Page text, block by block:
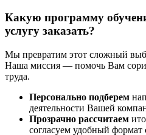
Какую программу
услугу заказать?
Мы превратим этот сложный
Наша миссия — помочь Вам
труда.
Персонально подберем
деятельности Вашей
Прозрачно рассчитаем
согласуем удобный формат